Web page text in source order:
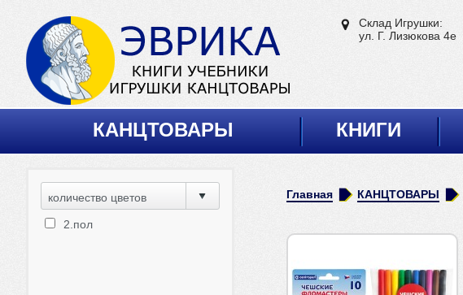
Склад Игрушки:
ул. Г. Лизюкова 4е
КАНЦТОВАРЫ КНИГИ
количество цветов
2.пол
Главная КАНЦТОВАРЫ